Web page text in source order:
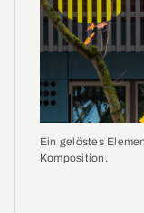
Ein gelöstes
Komposition.